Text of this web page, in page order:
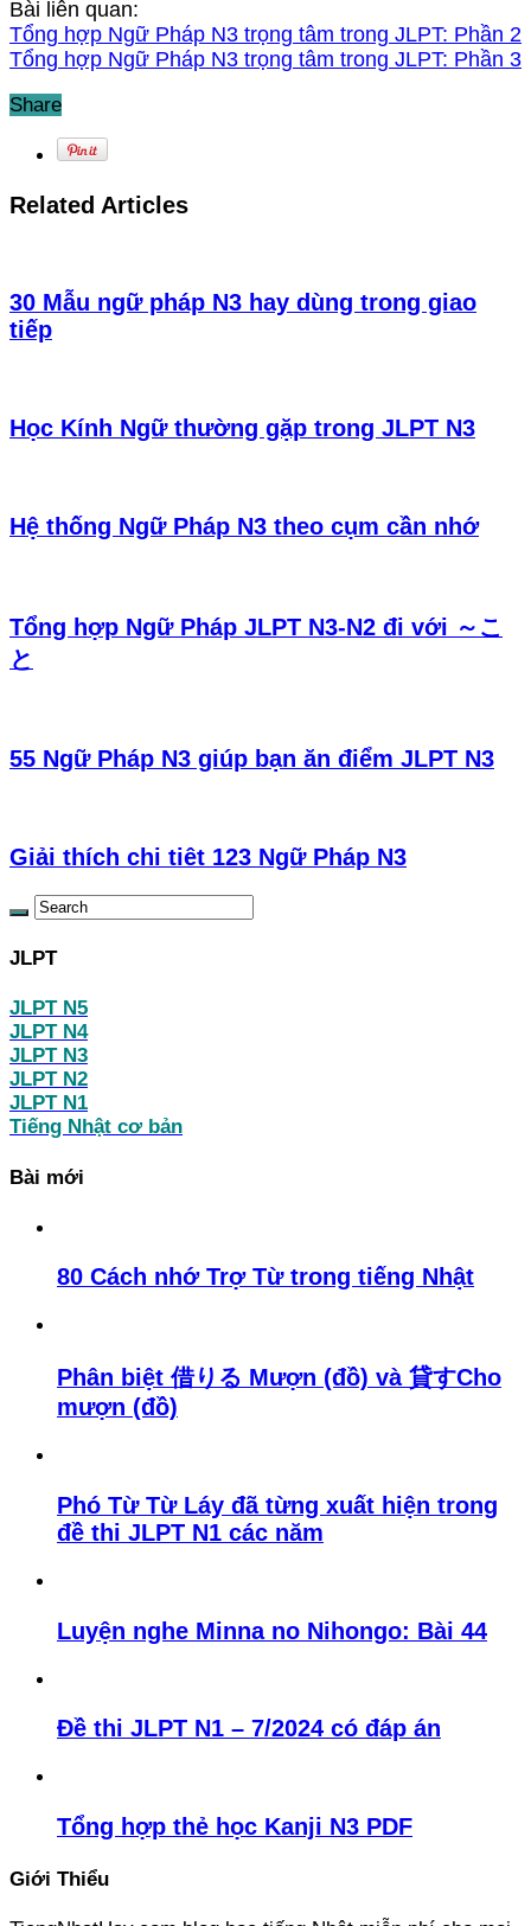
Bài liên quan:
Tổng hợp Ngữ Pháp N3 trọng tâm trong JLPT: Phần 2
Tổng hợp Ngữ Pháp N3 trọng tâm trong JLPT: Phần 3
Share
Related Articles
30 Mẫu ngữ pháp N3 hay dùng trong giao
tiếp
Học Kính Ngữ thường gặp trong JLPT N3
Hệ thống Ngữ Pháp N3 theo cụm cần nhớ
Tổng hợp Ngữ Pháp JLPT N3-N2 đi với ～こ
と
55 Ngữ Pháp N3 giúp bạn ăn điểm JLPT N3
Giải thích chi tiêt 123 Ngữ Pháp N3
JLPT
JLPT N5
JLPT N4
JLPT N3
JLPT N2
JLPT N1
Tiếng Nhật cơ bản
Bài mới
80 Cách nhớ Trợ Từ trong tiếng Nhật
Phân biệt 借りる Mượn (đồ) và 貸すCho
mượn (đồ)
Phó Từ Từ Láy đã từng xuất hiện trong
đề thi JLPT N1 các năm
Luyện nghe Minna no Nihongo: Bài 44
Đề thi JLPT N1 – 7/2024 có đáp án
Tổng hợp thẻ học Kanji N3 PDF
Giới Thiểu